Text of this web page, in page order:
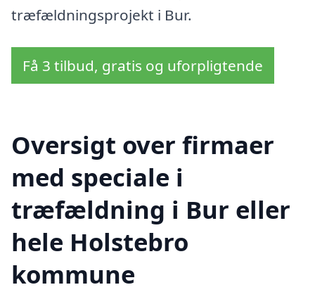
træfældningsprojekt i Bur.
Få 3 tilbud, gratis og uforpligtende
Oversigt over firmaer
med speciale i
træfældning i Bur eller
hele Holstebro
kommune